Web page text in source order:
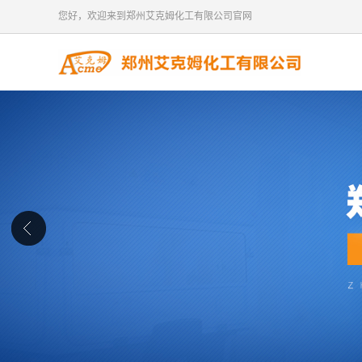
您好，欢迎来到郑州艾克姆化工有限公司官网